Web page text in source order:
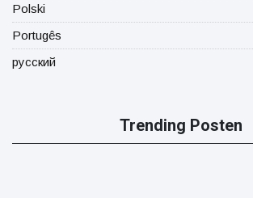
Polski
Portugês
русский
Trending Posten